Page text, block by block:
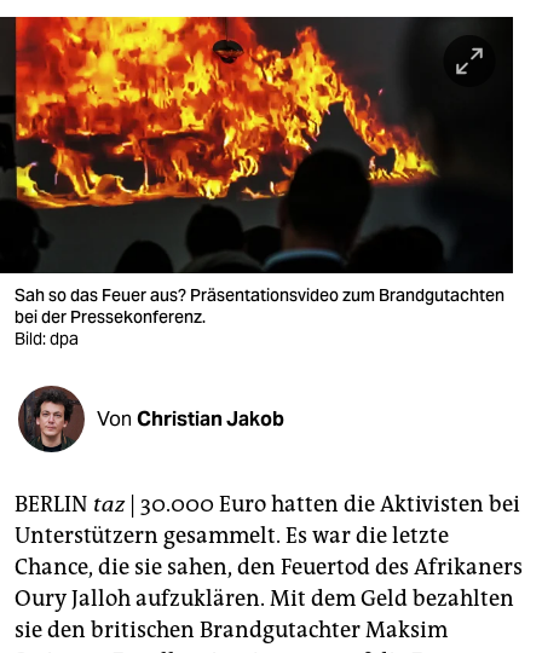
berlin
nord
wahrheit
verlag
verlag
veranstaltungen
shop
fragen & hilfe
unterstützen
genossenschaft
epaper login
Sah so das Feuer aus? Präsentationsvideo zum Brandgutachten
bei der Pressekonferenz.
Bild: dpa
Von Christian Jakob
BERLIN taz| 30.000 Euro hatten die Aktivisten bei
Unterstützern gesammelt. Es war die letzte
Chance, die sie sahen, den Feuertod des Afrikaners
Oury Jalloh aufzuklären. Mit dem Geld bezahlten
sie den britischen Brandgutachter Maksim